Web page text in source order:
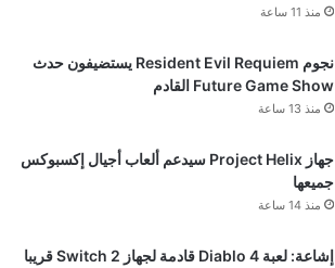
منذ 11 ساعة
نجوم Resident Evil Requiem يستضيفون حدث
Future Game Show القادم
منذ 13 ساعة
جهاز Project Helix سيدعم ألعاب أجيال إكسبوكس
جميعها
منذ 14 ساعة
إشاعة: لعبة Diablo 4 قادمة لجهاز Switch 2 قريبا